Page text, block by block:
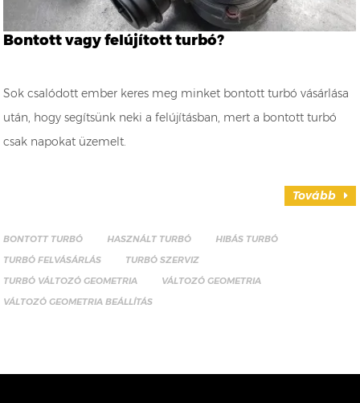
Bontott vagy felújított turbó?
Sok csalódott ember keres meg minket bontott turbó vásárlása
után, hogy segítsünk neki a felújításban, mert a bontott turbó
csak napokat üzemelt.
Tovább
BONTOTT TURBÓ HASZNÁLT TURBÓ
HIBÁS TURBÓ
TURBÓ FELVÁSÁRLÁS
TURBÓ SZERVIZ
TURBÓ VÁLTOZÓ GEOMETRIA
VÁLTOZÓ GEOMETRIA
VÁLTOZÓ GEOMETRIA BEÁLLÍTÁS